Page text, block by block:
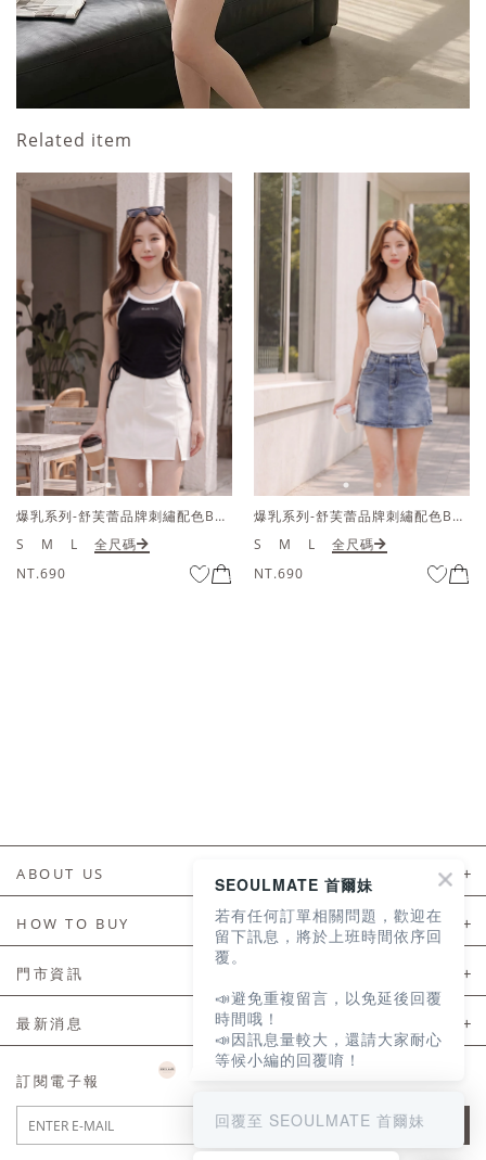
Related item
爆乳系列-舒芙蕾品牌刺繡配色BRATOP削肩上衣
S
M L
全尺碼
NT.690
假兩件雙拉鍊配色短袖上衣
S
M L
全尺碼
NT.690
ABOUT US
HOW TO BUY
如何購買
會員常見問題
訂單常見問題
商品售後服務
門市資訊
門市資訊
最新消息
LINE官方會員活動
訂閱電子報
JOIN
SEOULMATE 首爾妹
若有任何訂單相關問題，歡迎在
留下訊息，將於上班時間依序回
覆。
📣避免重複留言，以免延後回覆
時間哦！
📣因訊息量較大，還請大家耐心
等候小編的回覆唷！
回覆至 SEOULMATE 首爾妹